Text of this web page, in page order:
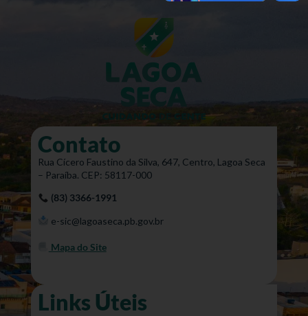
Contato
Rua Cícero Faustino da Silva, 647, Centro, Lagoa Seca
– Paraíba. CEP: 58117-000
(83) 3366-1991
e-sic@lagoaseca.pb.gov.br
Mapa do Site
Links Úteis